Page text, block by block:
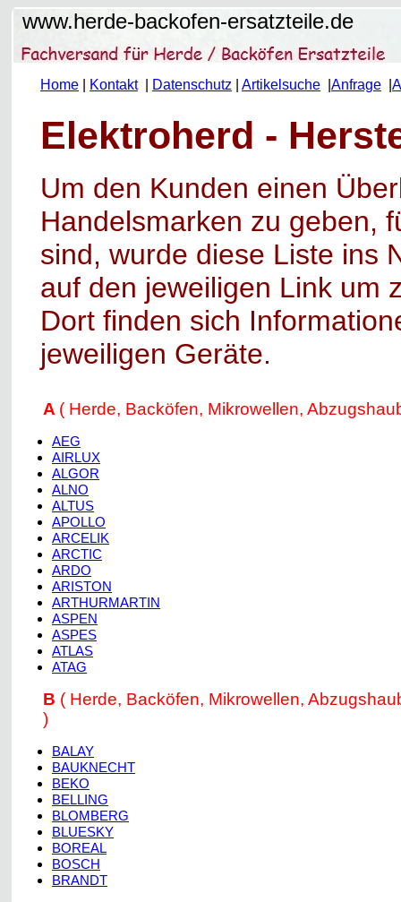
www.herde-backofen-ersatzteile.de
Home Kontakt| Datenschutz Artikelsuche Anfrage
Elektroherd -
Um den Kunden einen
Handelsmarken zu geben,
sind, wurde diese Liste ins
auf den jeweiligen Link um
Dort finden sich
jeweiligen Geräte.
A ( Herde, Backöfen, Mikrowellen,
AEG
AIRLUX
ALGOR
ALNO
ALTUS
APOLLO
ARCELIK
ARCTIC
ARDO
ARISTON
ARTHURMARTIN
ASPEN
ASPES
ATLAS
ATAG
B ( Herde, Backöfen, Mikrowellen,
)
BALAY
BAUKNECHT
BEKO
BELLING
BLOMBERG
BLUESKY
BOREAL
BOSCH
BRANDT